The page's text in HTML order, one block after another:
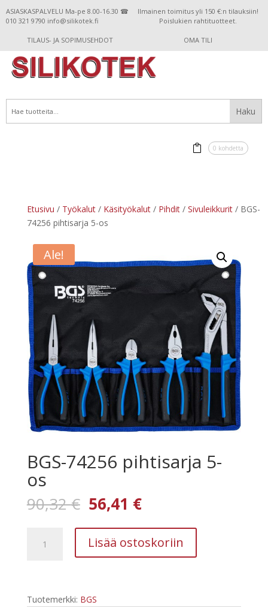
ASIASKASPALVELU Ma-pe 8.00-16.30 ☎
010 321 9790 info@silikotek.fi
Ilmainen toimitus yli 150 €:n tilauksiin!
Poislukien rahtituotteet.
TILAUS- JA SOPIMUSEHDOT OMA TILI
0 kohdetta
Etusivu / Työkalut/ Käsityökalut/ Pihdit/ Sivuleikkurit/ BGS-
74256 pihtisarja 5-os
Ale!
BGS-74256 pihtisarja 5-
os
90,32€ Alkuperäinen
hinta
oli:
90,32 €.
56,41 €Nykyinen
hinta
on:
56,41 €.
74256
määrä
Lisää ostoskoriin
Tuotemerkki: BGS